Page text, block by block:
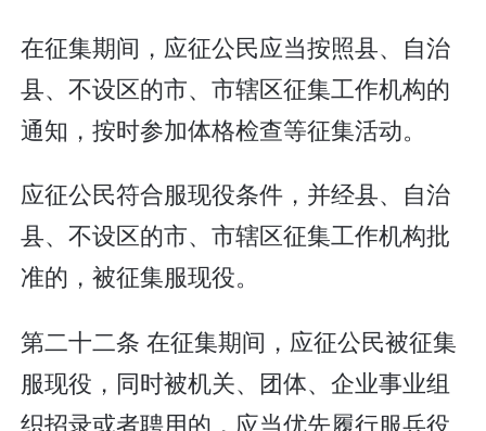
在征集期间，应征公民应当按照县、自治
县、不设区的市、市辖区征集工作机构的
通知，按时参加体格检查等征集活动。
应征公民符合服现役条件，并经县、自治
县、不设区的市、市辖区征集工作机构批
准的，被征集服现役。
第二十二条 在征集期间，应征公民被征集
服现役，同时被机关、团体、企业事业组
织招录或者聘用的，应当优先履行服兵役